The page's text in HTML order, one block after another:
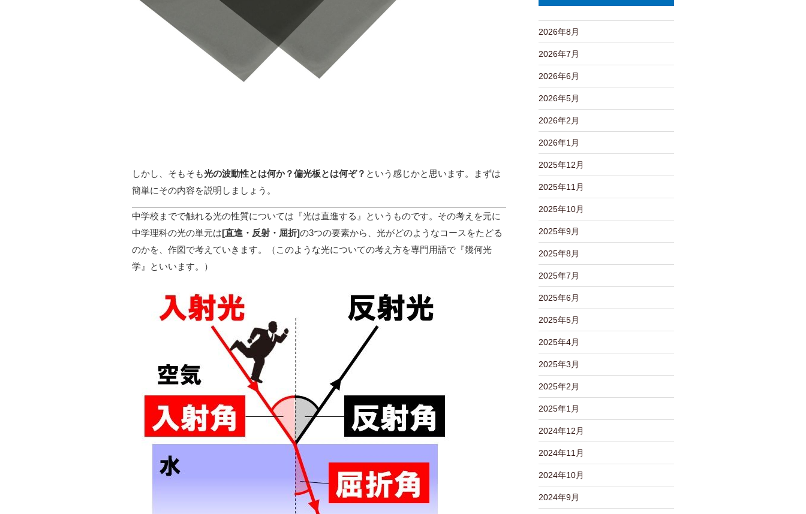
しかし、そもそも光の波動性とは何か？偏光板とは何ぞ？ という感じかと思います。まずは
簡単にその内容を説明しましょう。
中学校までで触れる光の性質については『光は直進する』というものです。その考えを元に
中学理科の光の単元は[直進・反射・屈折]の3つの要素から、光がどのようなコースをたどる
のかを、作図で考えていきます。（このような光についての考え方を専門用語で『幾何光
学』といいます。）
2026年8月
2026年7月
2026年6月
2026年5月
2026年2月
2026年1月
2025年12月
2025年11月
2025年10月
2025年9月
2025年8月
2025年7月
2025年6月
2025年5月
2025年4月
2025年3月
2025年2月
2025年1月
2024年12月
2024年11月
2024年10月
2024年9月